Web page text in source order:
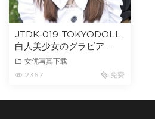
JTDK-019 TOKYODOLL
白人美少女のグラビア
Tamara.D
女优写真下载
2367
免费